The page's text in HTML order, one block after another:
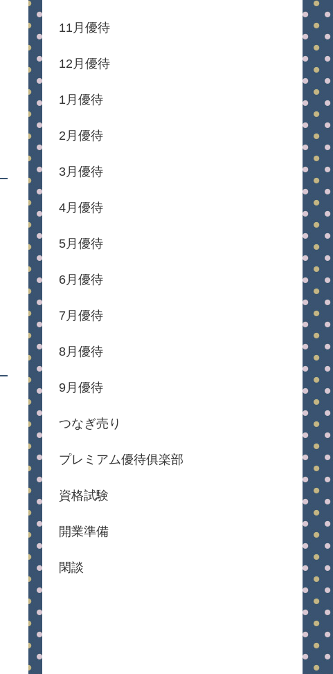
11月優待
12月優待
1月優待
2月優待
3月優待
4月優待
5月優待
6月優待
7月優待
8月優待
9月優待
つなぎ売り
プレミアム優待俱楽部
資格試験
開業準備
閑談